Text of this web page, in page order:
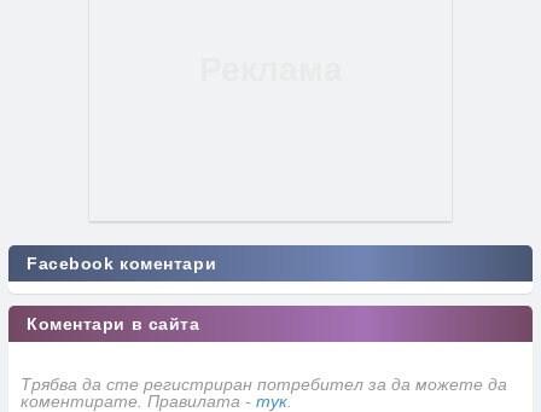
Facebook коментари
Коментари в сайта
Трябва да сте регистриран потребител за да можете да
коментирате. Правилата - тук